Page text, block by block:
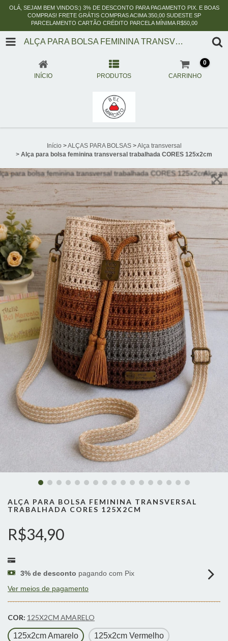
OLÁ, SEJAM BEM VINDOS:) 3% DE DESCONTO PARA PAGAMENTO PIX. E BOAS
COMPRAS! FRETE GRÁTIS COMPRAS ACIMA 350,00 SUDESTE SP
PARCELAMENTO CARTÃO CRÉDITO PARCELA MÍNIMA R$50,00
ALÇA PARA BOLSA FEMININA TRANSVERSAL TRABALHADA CORES 125X2CM
INÍCIO PRODUTOS CARRINHO
0
Início >ALÇAS PARA BOLSAS >Alça transversal
> Alça para bolsa feminina transversal trabalhada CORES 125x2cm
ALÇA PARA BOLSA FEMININA TRANSVERSAL
TRABALHADA CORES 125X2CM
R$34,90
3% de desconto pagando com Pix
Ver meios de pagamento
COR: 125X2CM AMARELO
125x2cm Amarelo 125x2cm Vermelho